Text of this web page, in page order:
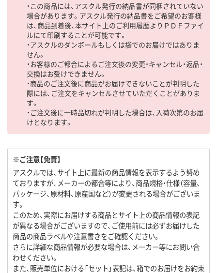
・この商品には、アスクル発行の納品書が同梱されていない
場合があります。アスクル発行の納品書をご希望のお客様
は、商品到着後、本サイト上のご利用履歴よりＰＤＦファイ
ルにて印刷することが可能です。
・アスクルのダンボールもしくは袋でのお届けではありま
せん。
・お客様のご都合によるご注文後の変更・キャンセル・返品・
交換はお受けできません。
・商品のご注文後に商品がお届けできないことが判明した
際には、ご注文をキャンセルさせていただくことがありま
す。
・ご注文後に一時品切れが判明した場合は、入荷次第のお届
けとなります。
※ご注意【免責】
アスクルでは、サイト上に最新の商品情報を表示するよう努め
ておりますが、メーカーの都合等により、商品規格・仕様（容量、
パッケージ、原材料、原産国など）が変更される場合がございま
す。
このため、実際にお届けする商品とサイト上の商品情報の表記
が異なる場合がございますので、ご使用前には必ずお届けした
商品の商品ラベルや注意書きをご確認ください。
さらに詳細な商品情報が必要な場合は、メーカー等にお問い合
わせください。
また、販売単位における「セット」表記は、箱でのお届けをお約束